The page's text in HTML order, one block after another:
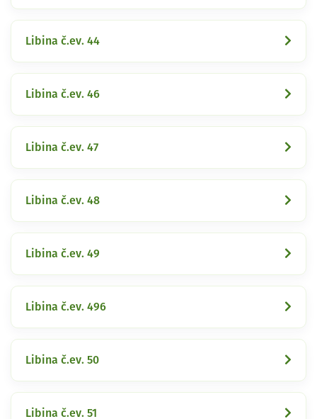
Libina č.ev. 44
Libina č.ev. 46
Libina č.ev. 47
Libina č.ev. 48
Libina č.ev. 49
Libina č.ev. 496
Libina č.ev. 50
Libina č.ev. 51